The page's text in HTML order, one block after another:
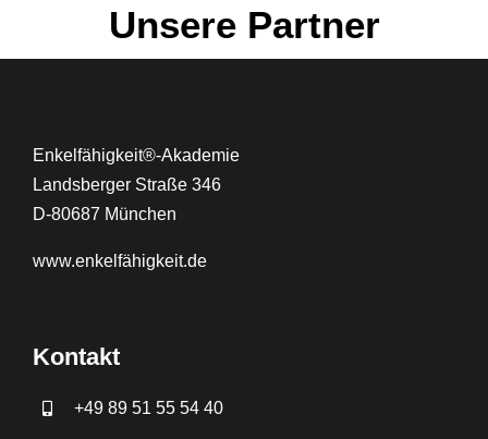
Unsere Partner
Enkelfähigkeit®-Akademie
Landsberger Straße 346
D-80687 München
www.enkelfähigkeit.de
Kontakt
+49 89 51 55 54 40